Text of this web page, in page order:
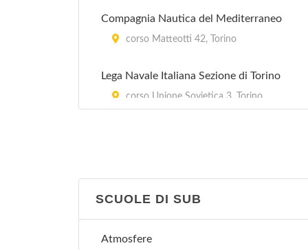
Compagnia Nautica del Mediterraneo
corso Matteotti 42, Torino
Lega Navale Italiana Sezione di Torino
corso Unione Sovietica 3, Torino
SCUOLE DI SUB
Atmosfere